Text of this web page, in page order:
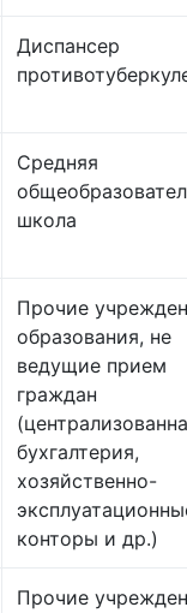
Диспансер
Средняя
школа
Прочие
образования, не
ведущие прием
граждан
бухгалтерия,
хозяйственно-
конторы и др.)
Прочие